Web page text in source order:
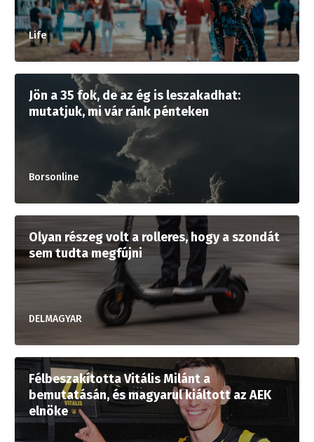
Life
Jön a 35 fok, de az ég is leszakadhat:
mutatjuk, mi vár ránk pénteken
Borsonline
Olyan részeg volt a rolleres, hogy a szondát
sem tudta megfújni
DELMAGYAR
Félbeszakította Vitális Milánt a
bemutatásán, és magyarul kiáltott az AEK
elnöke